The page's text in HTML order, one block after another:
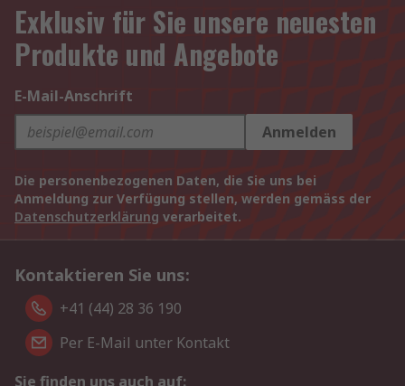
Exklusiv für Sie unsere neuesten
Produkte und Angebote
E-Mail-Anschrift
Anmelden
Die personenbezogenen Daten, die Sie uns bei
Anmeldung zur Verfügung stellen, werden gemäss der
Datenschutzerklärung verarbeitet.
Kontaktieren Sie uns:
+41 (44) 28 36 190
Per E-Mail unter Kontakt
Sie finden uns auch auf: